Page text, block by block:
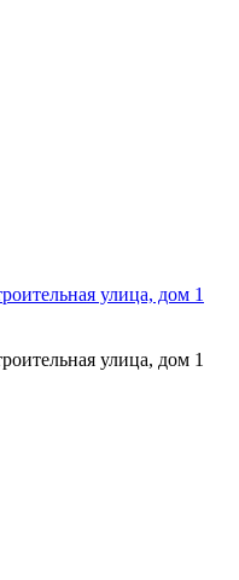
улица, дом 1
улица, дом 1